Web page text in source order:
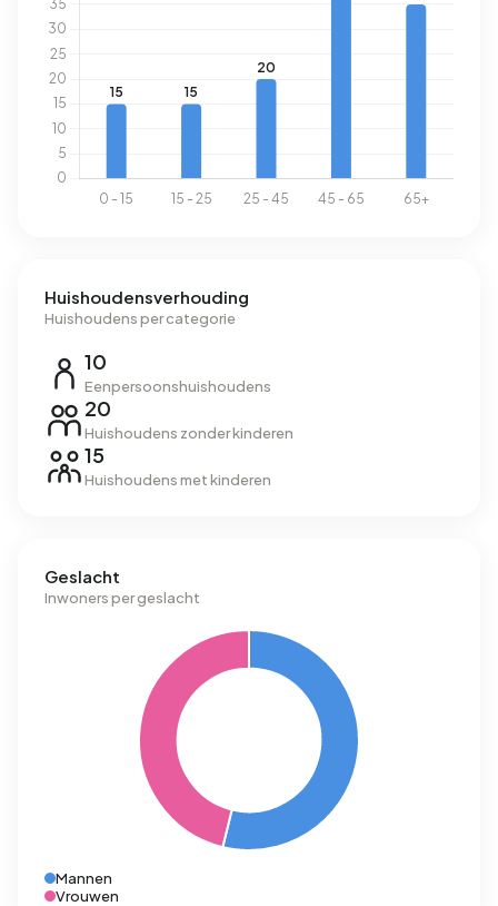
Huishoudensverhouding
Huishoudens per categorie
10
Eenpersoonshuishoudens
20
Huishoudens zonder kinderen
15
Huishoudens met kinderen
Geslacht
Inwoners per geslacht
Mannen
Vrouwen